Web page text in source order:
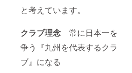
と考えています。
クラブ理念 常に日本一を
争う『九州を代表するクラ
ブ』になる